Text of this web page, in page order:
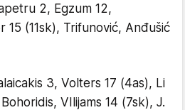
2, Egzum 12,
15 (11sk), Trifunović, Anđušić
3, Volters 17 (4as), Li
VIlijams 14 (7sk), J.